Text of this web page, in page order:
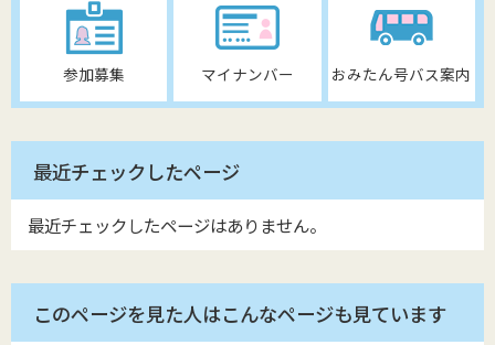
参加募集 マイナンバー おみたん号バス案内
最近チェックしたページ
最近チェックしたページはありません。
このページを見た人はこんなページも見ています